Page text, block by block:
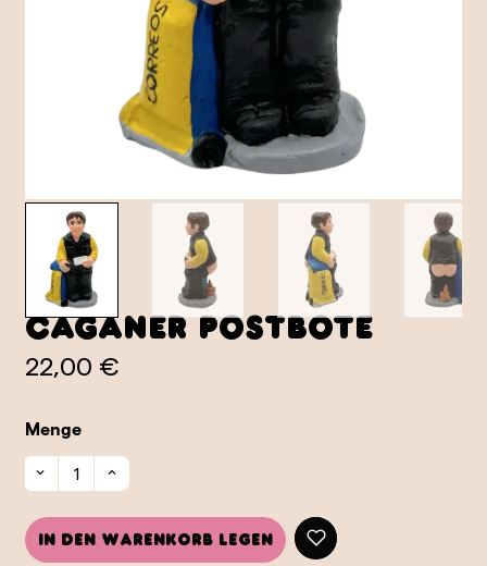
Caganer Postbote
22,00 €
Menge
In den Warenkorb legen